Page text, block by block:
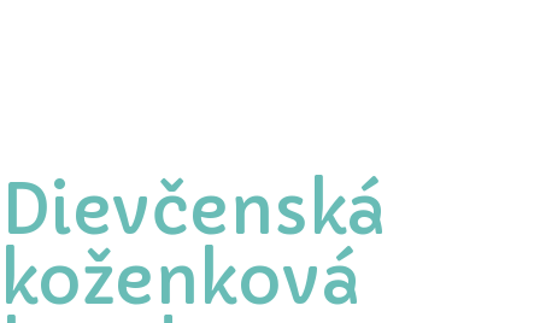
Dievčenská
koženková